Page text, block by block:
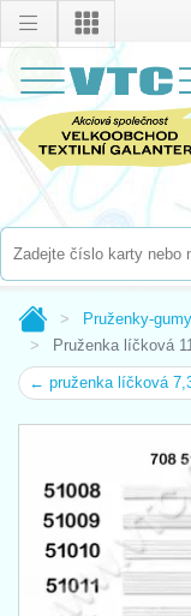
Pruženky-gumy
Pruženka líčková
← pruženka líčková